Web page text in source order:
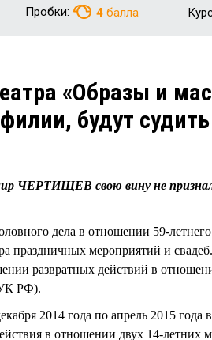
Пробки: 4 балла
«Образы и
будут судить
ЧЕРТИЩЕВ свою вину не
дела в отношении 59-
праздничных мероприятий и свадеб.
развратных действий в
УК РФ).
2014 года по апрель 2015 года
в отношении двух 14-летних